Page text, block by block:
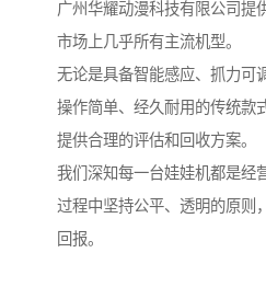
广州华耀动漫科技有限公司提
市场上几乎所有主流机型。
无论是具备智能感应、抓力可
操作简单、经久耐用的传统款
提供合理的评估和回收方案。
我们深知每一台娃娃机都是经
过程中坚持公平、透明的原则
回报。